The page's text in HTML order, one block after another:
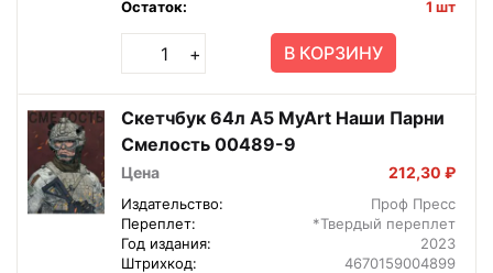
Остаток:
1 шт
+ В КОРЗИНУ
Скетчбук 64л А5 MyArt Наши Парни
Смелость 00489-9
Цена 212,30 ₽
Издательство:
Проф Пресс
Переплет:
*Твердый переплет
Год издания:
2023
Штрихкод:
4670159004899